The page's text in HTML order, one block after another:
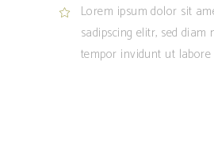
Lorem ipsum dolor sit
sadipscing elitr, sed
tempor invidunt ut labore